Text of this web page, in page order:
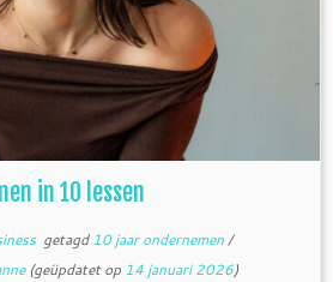
in 10 lessen
getagd10 jaar ondernemen/
(geüpdatet op 14 januari 2026)